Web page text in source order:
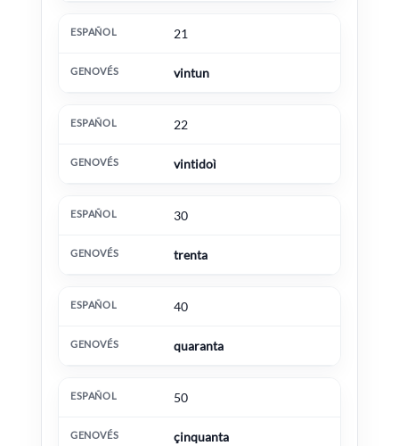
21
vintun
22
vintidoì
30
trenta
40
quaranta
50
çinquanta